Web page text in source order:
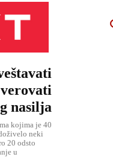
nasilja
kojima je 40
neki
20 odsto
u